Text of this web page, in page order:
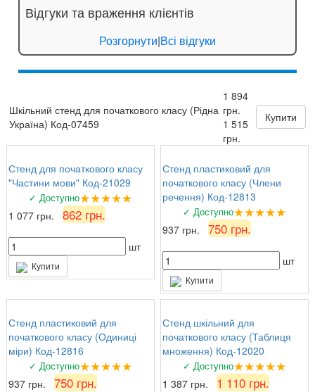
Відгуки та враження клієнтів
Розгорнути|Всі відгуки
Шкільний стенд для початкового класу (Рідна
Україна) Код-07459
1 894
грн.
1 515
грн.
Купити
Стенд для початкового класу
"Частини мови" Код-21029
✓ Доступно★★★★★
1 077 грн. 862 грн.
шт
Купити
Стенд пластиковий для
початкового класу (Члени
речення) Код-12813
✓ Доступно★★★★★
937 грн. 750 грн.
шт
Купити
Стенд пластиковий для
початкового класу (Одиниці
міри) Код-12816
✓ Доступно★★★★★
937 грн. 750 грн.
Стенд шкільний для
початкового класу (Таблиця
множення) Код-12020
✓ Доступно★★★★★
1 387 грн. 1 110 грн.